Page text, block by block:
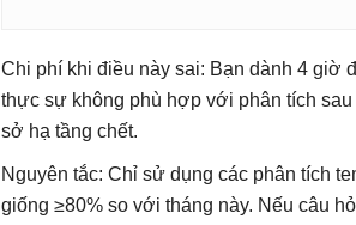
Chi phí khi điều này sai: Bạn dành 4 giờ
thực sự không phù hợp với phân tích
sở hạ tầng chết.
Nguyên tắc: Chỉ sử dụng các phân tích
giống ≥80% so với tháng này. Nếu câu